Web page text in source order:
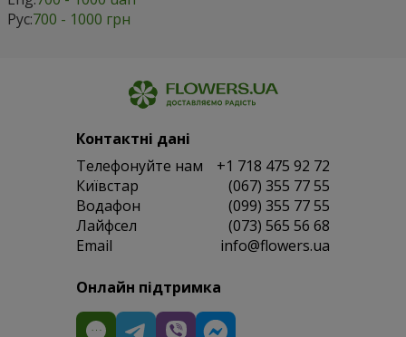
Рус:700 - 1000 грн
Контактні дані
Телефонуйте нам
+1 718 475 92 72
Київстар
(067) 355 77 55
Водафон
(099) 355 77 55
Лайфсел
(073) 565 56 68
Email
info@flowers.ua
Онлайн підтримка